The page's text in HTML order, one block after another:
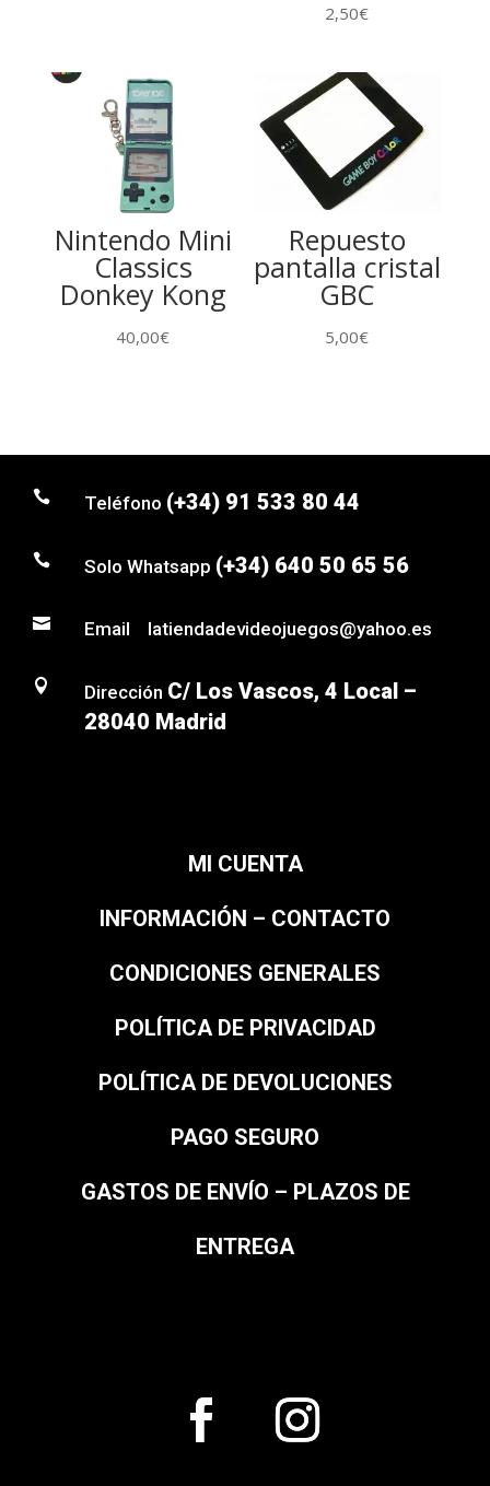
2,50€
Nintendo Mini
Classics
Donkey Kong
40,00€
Repuesto
pantalla cristal
GBC
5,00€
 Teléfono (+34) 91 533 80 44
 Solo Whatsapp (+34) 640 50 65 56
 Email latiendadevideojuegos@yahoo.es
 Dirección C/ Los Vascos, 4 Local –
28040 Madrid
MI CUENTA
INFORMACIÓN – CONTACTO
CONDICIONES GENERALES
POLÍTICA DE PRIVACIDAD
POLÍTICA DE DEVOLUCIONES
PAGO SEGURO
GASTOS DE ENVÍO – PLAZOS DE
ENTREGA